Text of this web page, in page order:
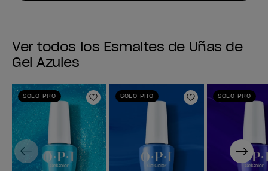
Ver todos los Esmaltes de Uñas de
Gel Azules
SOLO PRO
Añadir a la lista de deseos
SOLO PRO
Añadir a la
SOLO PRO
Previous Next